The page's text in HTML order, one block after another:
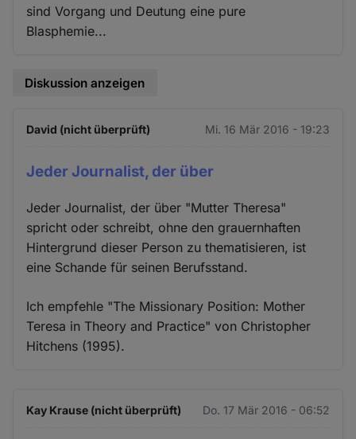
sind Vorgang und Deutung eine pure
Blasphemie...
Diskussion anzeigen
David (nicht überprüft) Mi. 16 Mär 2016 - 19:23
Jeder Journalist, der über
Jeder Journalist, der über "Mutter Theresa"
spricht oder schreibt, ohne den grauernhaften
Hintergrund dieser Person zu thematisieren, ist
eine Schande für seinen Berufsstand.
Ich empfehle "The Missionary Position: Mother
Teresa in Theory and Practice" von Christopher
Hitchens (1995).
Kay Krause (nicht überprüft) Do. 17 Mär 2016 - 06:52